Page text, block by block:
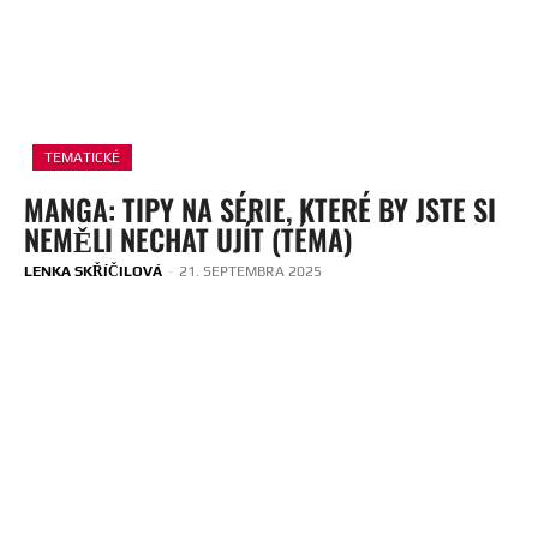
TEMATICKÉ
MANGA: TIPY NA SÉRIE, KTERÉ BY JSTE SI
NEMĚLI NECHAT UJÍT (TÉMA)
LENKA SKŘÍČILOVÁ - 21. SEPTEMBRA 2025